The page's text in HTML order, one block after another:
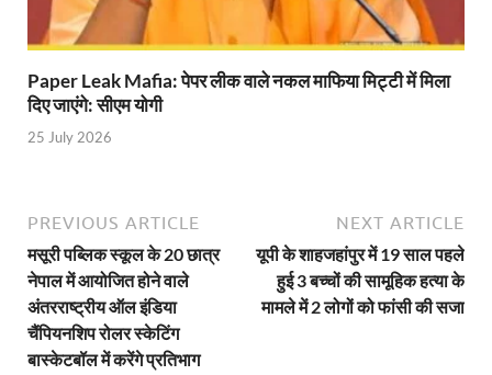
Holi Mahotsava: CM धामी ने कलश संगीत द्वारा
Shri Krishna Jaman bhumi: श्रीकृष्ण जन्मभूमि के
आईएसबीटी-मसूरी डायवर्जन कॉरिडोर का स्थलीय निरीक्षण
India AI Impact Summit 2026: एमआईबी का पवेलियन
सीएम धामी हरिद्वार में एक्शन मोड में – चौपाल में सुनी
Paper Leak Mafia: पेपर लीक वाले नकल माफिया मिट्टी में मिला
दिए जाएंगे: सीएम योगी
25 July 2026
PREVIOUS ARTICLE
मसूरी पब्लिक स्कूल के 20 छात्र
नेपाल में आयोजित होने वाले
अंतरराष्ट्रीय ऑल इंडिया
चैंपियनशिप रोलर स्केटिंग
बास्केटबॉल में करेंगे प्रतिभाग
NEXT ARTICLE
यूपी के शाहजहांपुर में 19 साल पहले
हुई 3 बच्चों की सामूहिक हत्या के
मामले में 2 लोगों को फांसी की सजा